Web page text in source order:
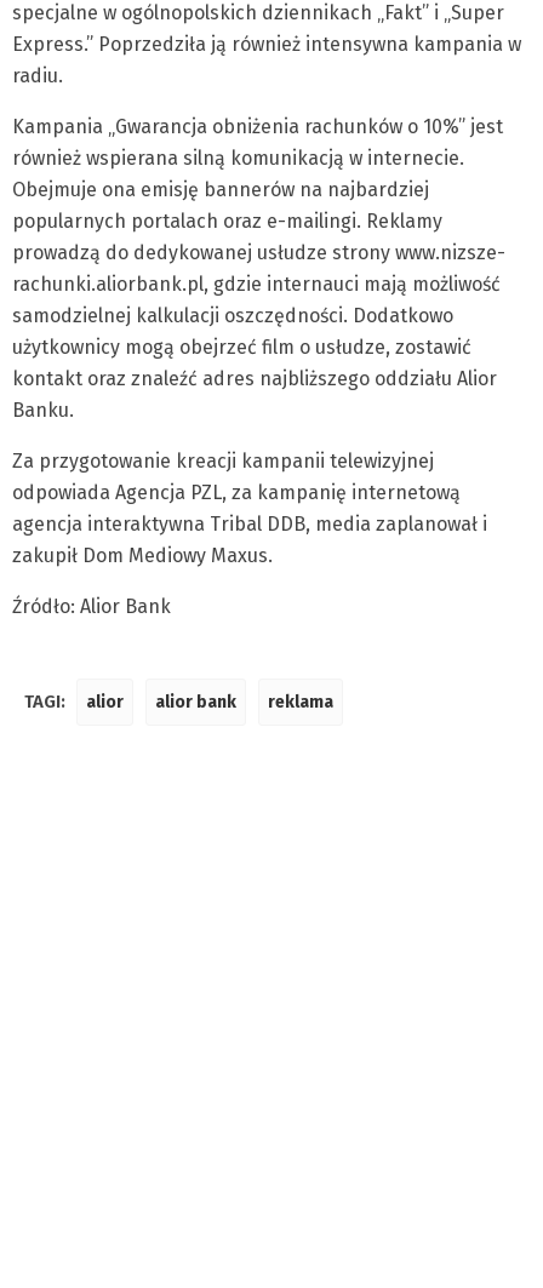
specjalne w ogólnopolskich dziennikach „Fakt” i „Super
Express.” Poprzedziła ją również intensywna kampania w
radiu.
Kampania „Gwarancja obniżenia rachunków o 10%” jest
również wspierana silną komunikacją w internecie.
Obejmuje ona emisję bannerów na najbardziej
popularnych portalach oraz e-mailingi. Reklamy
prowadzą do dedykowanej usłudze strony www.nizsze-
rachunki.aliorbank.pl, gdzie internauci mają możliwość
samodzielnej kalkulacji oszczędności. Dodatkowo
użytkownicy mogą obejrzeć film o usłudze, zostawić
kontakt oraz znaleźć adres najbliższego oddziału Alior
Banku.
Za przygotowanie kreacji kampanii telewizyjnej
odpowiada Agencja PZL, za kampanię internetową
agencja interaktywna Tribal DDB, media zaplanował i
zakupił Dom Mediowy Maxus.
Źródło: Alior Bank
TAGI: alior alior bank reklama